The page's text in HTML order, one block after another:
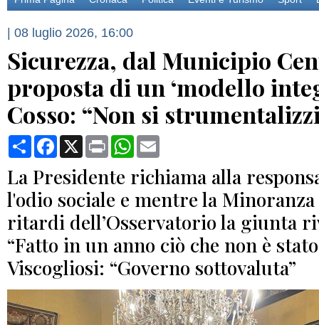
| 08 luglio 2026, 16:00
Sicurezza, dal Municipio
proposta di un ‘modello
Cosso: “Non si
CondividiFacebook
X Print WhatsApp
La Presidente richiama alla
l'odio sociale e mentre la
ritardi dell’Osservatorio la giunta
“Fatto in un anno ciò che non è
Viscogliosi: “Governo sottovaluta”